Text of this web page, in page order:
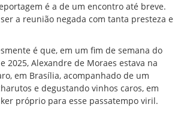
é a de um encontro até breve.
a reunião negada com tanta presteza e
é que, em um fim de semana do
2025, Alexandre de Moraes estava na
em Brasília, acompanhado de um
e degustando vinhos caros, em
próprio para esse passatempo viril.